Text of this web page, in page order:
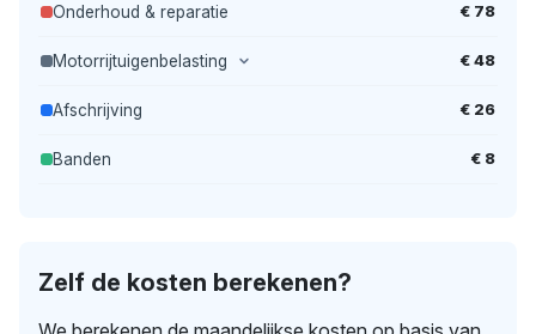
Onderhoud & reparatie € 78
Motorrijtuigenbelasting € 48
Afschrijving € 26
Banden € 8
Zelf de kosten berekenen?